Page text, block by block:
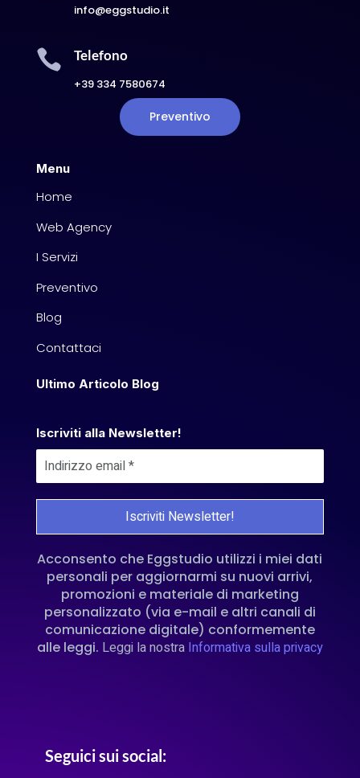
info@eggstudio.it
 Telefono
+39 334 7580674
Preventivo
Menu
Home
Web Agency
I Servizi
Preventivo
Blog
Contattaci
Ultimo Articolo Blog
Iscriviti alla Newsletter!
Acconsento che Eggstudio utilizzi i miei dati
personali per aggiornarmi su nuovi arrivi,
promozioni e materiale di marketing
personalizzato (via e-mail e altri canali di
comunicazione digitale) conformemente
alle leggi. Leggi la nostra Informativa sulla privacy
Seguici sui social: